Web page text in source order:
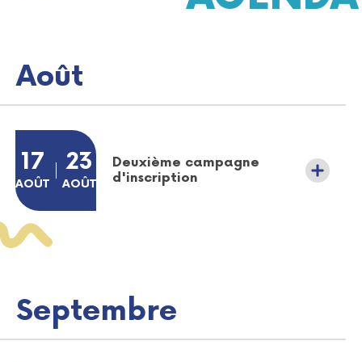
Août
Deuxième campagne
d'inscription
DU
17
AOÛTAOÛT
AU
23
AOÛTAOÛT
Plus d'informations sur l'évènement Soirée bien-être au
Septembre